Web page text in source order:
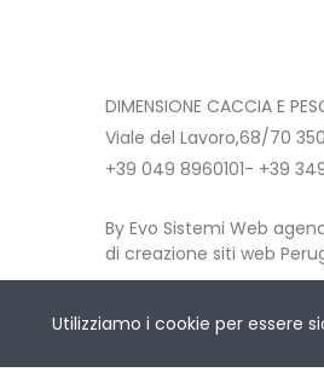
DIMENSIONE CACCIA E
Viale del Lavoro,68/70
+39 049 8960101- +39
By Evo Sistemi Web
di creazione siti web
Utilizziamo i cookie per essere